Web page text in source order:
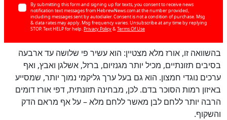
By submitting this form and signing up for texts, you consent to receive news
notification text messages from HebrewNews.com at the number provided,
including messages sent by autodialer. Consent is not a condition of purchase. Msg
& data rates may apply. Msg frequency varies. Unsubscribe at any time by replying
STOP. Text HELP for help. Privacy Policy& Terms Of Use
בהשוואה זו, אורז מלא מצטיין: הוא עשיר פי שלושה עד ארבעה
בסיבים תזונתיים, מכיל יותר מגנזיום, ברזל, אשלגן ואבץ, ואף
ערכים נוגדי חמצון. הוא גם בעל ערך גליקמי נמוך יותר, שמסייע
באיזון רמות הסוכר בדם. לכן, מבחינה תזונתית, דפי אורז דומים
הרבה יותר ללחם לבן מאשר ללחם מלא – על אף מראם הדק
והשקוף.
100 כן